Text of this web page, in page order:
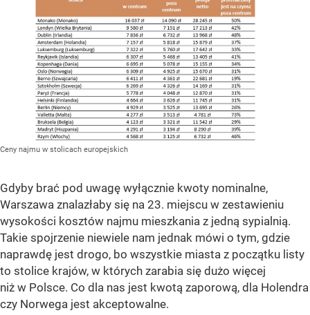
Ceny najmu w stolicach europejskich
Gdyby brać pod uwagę wyłącznie kwoty nominalne,
Warszawa znalazłaby się na 23. miejscu w zestawieniu
wysokości kosztów najmu mieszkania z jedną sypialnią.
Takie spojrzenie niewiele nam jednak mówi o tym, gdzie
naprawdę jest drogo, bo wszystkie miasta z początku listy
to stolice krajów, w których zarabia się dużo więcej
niż w Polsce. Co dla nas jest kwotą zaporową, dla Holendra
czy Norwega jest akceptowalne.